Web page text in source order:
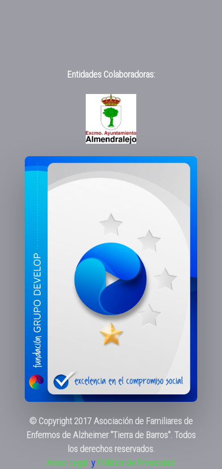
Entidades Colaboradoras:
© Copyright 2017 Asociación de Familiares de
Enfermos de Alzheimer "Tierra de Barros". Todos
los derechos reservados.
Aviso Legal y Pólitica de Privacidad